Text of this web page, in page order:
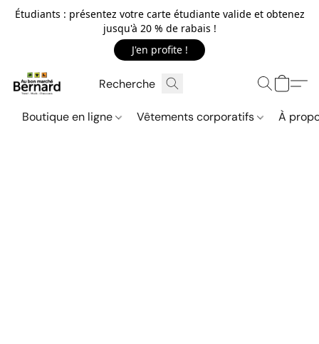
Étudiants : présentez votre carte étudiante valide et obtenez
jusqu'à 20 % de rabais !
J'en profite !
Boutique en ligne Vêtements corporatifs À